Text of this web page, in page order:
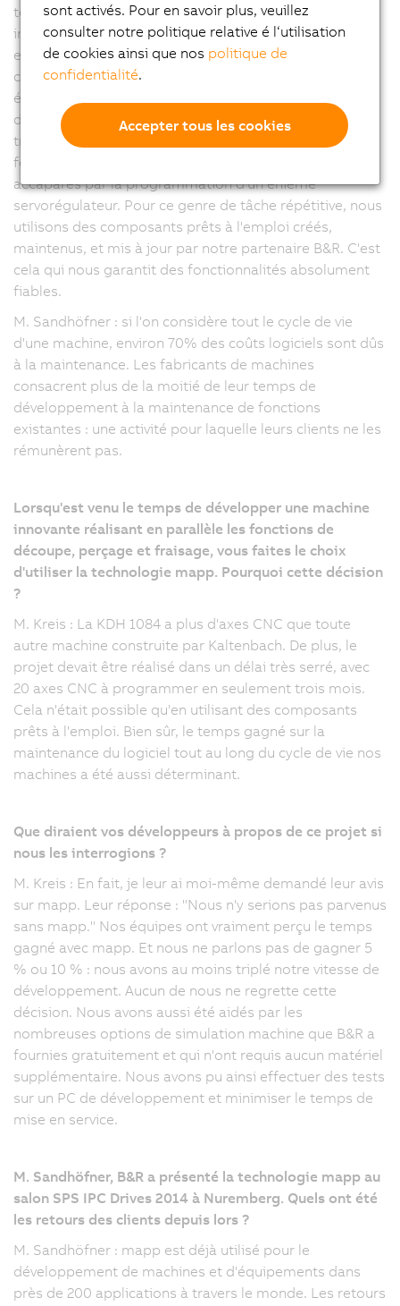
temps, l'équipe de développement ne peut s'agrandir
indéfiniment. Nous devons gérer nos ressources plus
efficacement en recourant à des méthodes d'ingénierie
concourante et en nous assurant que les différentes
équipes collaborent suffisamment. En matière
d'efficacité, l'important est que nos développeurs
travaillent sur les fonctionnalités différenciatrices qui
font l'unicité de nos machines. Ils ne doivent pas être
accaparés par la programmation d'un énième
servorégulateur. Pour ce genre de tâche répétitive, nous
utilisons des composants prêts à l'emploi créés,
maintenus, et mis à jour par notre partenaire B&R. C'est
cela qui nous garantit des fonctionnalités absolument
fiables.
M. Sandhöfner : si l'on considère tout le cycle de vie
d'une machine, environ 70% des coûts logiciels sont dûs
à la maintenance. Les fabricants de machines
consacrent plus de la moitié de leur temps de
développement à la maintenance de fonctions
existantes : une activité pour laquelle leurs clients ne les
rémunèrent pas.
Lorsqu'est venu le temps de développer une machine
innovante réalisant en parallèle les fonctions de
découpe, perçage et fraisage, vous faites le choix
d'utiliser la technologie mapp. Pourquoi cette décision
?
M. Kreis : La KDH 1084 a plus d'axes CNC que toute
autre machine construite par Kaltenbach. De plus, le
projet devait être réalisé dans un délai très serré, avec
20 axes CNC à programmer en seulement trois mois.
Cela n'était possible qu'en utilisant des composants
prêts à l'emploi. Bien sûr, le temps gagné sur la
maintenance du logiciel tout au long du cycle de vie nos
machines a été aussi déterminant.
Que diraient vos développeurs à propos de ce projet si
nous les interrogions ?
M. Kreis : En fait, je leur ai moi-même demandé leur avis
sur mapp. Leur réponse : "Nous n'y serions pas parvenus
sans mapp." Nos équipes ont vraiment perçu le temps
gagné avec mapp. Et nous ne parlons pas de gagner 5
% ou 10 % : nous avons au moins triplé notre vitesse de
développement. Aucun de nous ne regrette cette
décision. Nous avons aussi été aidés par les
nombreuses options de simulation machine que B&R a
fournies gratuitement et qui n'ont requis aucun matériel
supplémentaire. Nous avons pu ainsi effectuer des tests
sur un PC de développement et minimiser le temps de
mise en service.
M. Sandhöfner, B&R a présenté la technologie mapp au
salon SPS IPC Drives 2014 à Nuremberg. Quels ont été
les retours des clients depuis lors ?
M. Sandhöfner : mapp est déjà utilisé pour le
développement de machines et d'équipements dans
près de 200 applications à travers le monde. Les retours
sont activés. Pour en savoir plus, veuillez
consulter notre politique relative é l‘utilisation
de cookies ainsi que nos politique de
confidentialité.
Accepter tous les cookies